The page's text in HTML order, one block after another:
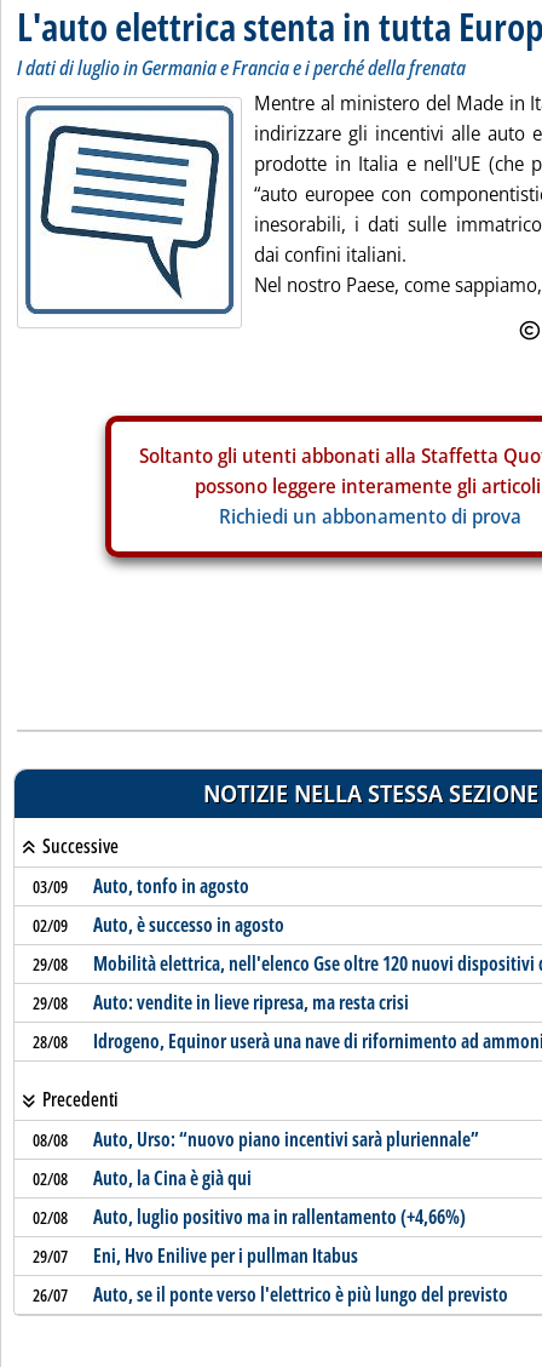
L'auto elettrica stenta in tutta
I dati di luglio in Germania e Francia e i perché della frenata
Mentre al ministero del Made in
indirizzare gli incentivi alle auto
prodotte in Italia e nell'UE (che
“auto europee con
inesorabili, i dati sulle
dai confini italiani.
Nel nostro Paese, come
Soltanto gli utenti abbonati alla Staffetta
possono leggere interamente gli
Richiedi un abbonamento di prova
NOTIZIE NELLA STESSA SEZIONE
Successive
03/09 Auto, tonfo in agosto
02/09 Auto, è successo in agosto
29/08 Mobilità elettrica, nell'elenco Gse oltre 120 nuovi dispositivi
29/08 Auto: vendite in lieve ripresa, ma resta crisi
28/08 Idrogeno, Equinor userà una nave di rifornimento ad
Precedenti
08/08 Auto, Urso: “nuovo piano incentivi sarà pluriennale”
02/08 Auto, la Cina è già qui
02/08 Auto, luglio positivo ma in rallentamento (+4,66%)
29/07 Eni, Hvo Enilive per i pullman Itabus
26/07 Auto, se il ponte verso l'elettrico è più lungo del previsto